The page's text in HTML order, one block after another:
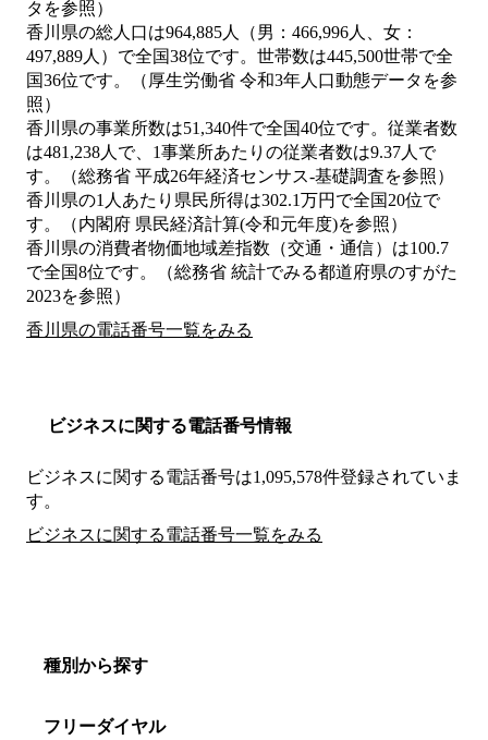
タを参照）
香川県の総人口は964,885人（男：466,996人、女：
497,889人）で全国38位です。世帯数は445,500世帯で全
国36位です。（厚生労働省 令和3年人口動態データを参
照）
香川県の事業所数は51,340件で全国40位です。従業者数
は481,238人で、1事業所あたりの従業者数は9.37人で
す。（総務省 平成26年経済センサス‐基礎調査を参照）
香川県の1人あたり県民所得は302.1万円で全国20位で
す。（内閣府 県民経済計算(令和元年度)を参照）
香川県の消費者物価地域差指数（交通・通信）は100.7
で全国8位です。（総務省 統計でみる都道府県のすがた
2023を参照）
香川県の電話番号一覧をみる
ビジネスに関する電話番号情報
ビジネスに関する電話番号は1,095,578件登録されていま
す。
ビジネスに関する電話番号一覧をみる
種別から探す
フリーダイヤル